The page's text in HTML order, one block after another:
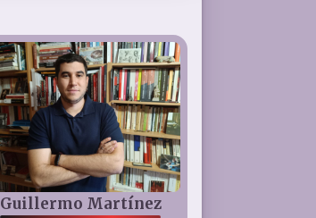
Guillermo Martínez